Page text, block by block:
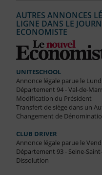
AUTRES ANNONCES
LIGNE DANS LE
ECONOMISTE
UNITESCHOOL
Annonce légale parue le
Département 94 - Val-de-
Modification du Président
Transfert de siège dans un
Changement de
CLUB DRIVER
Annonce légale parue le
Département 93 - Seine-
Dissolution